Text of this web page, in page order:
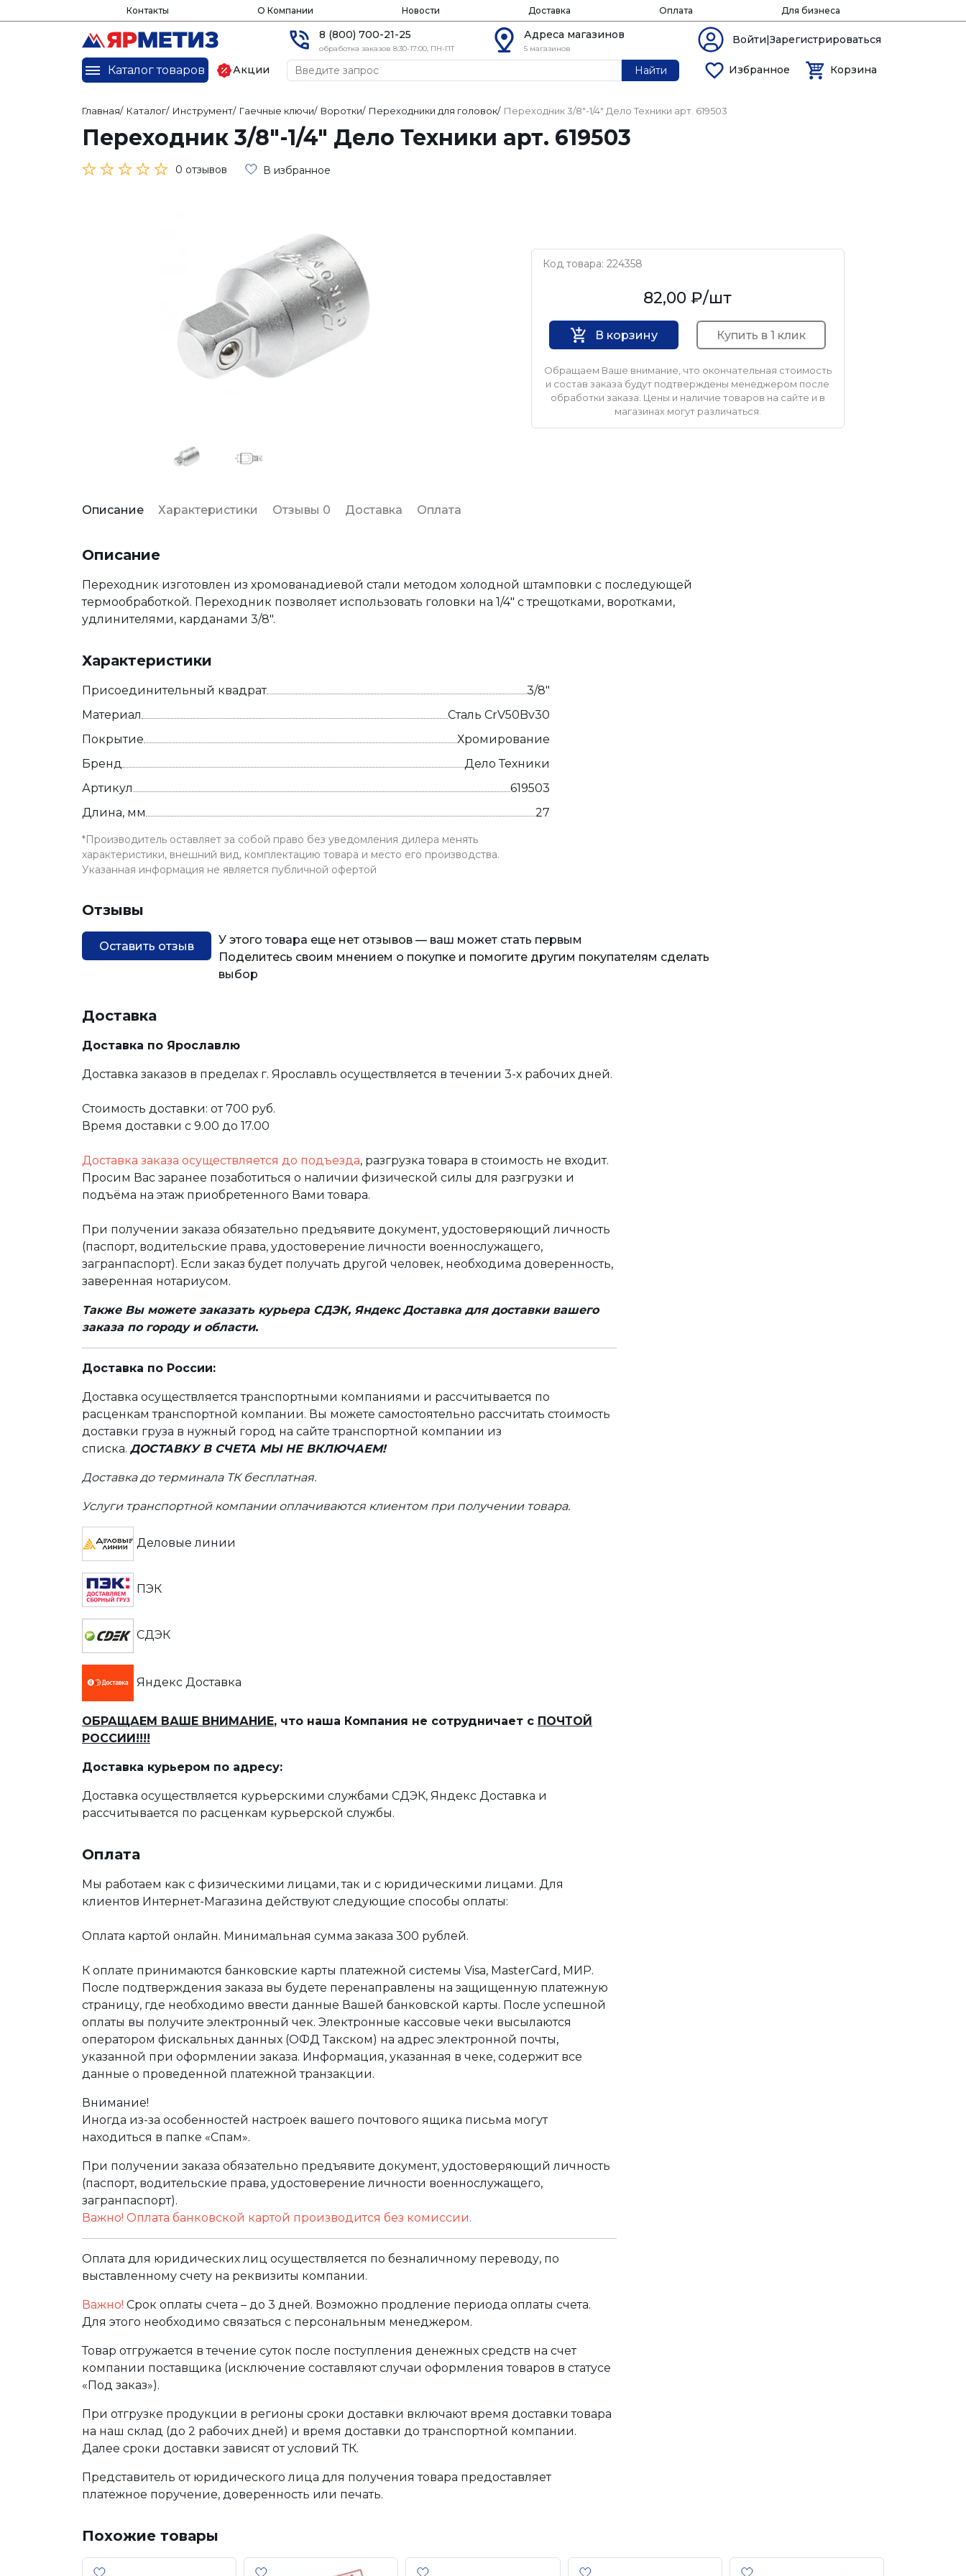
Контакты О Компании Новости Доставка Оплата Для бизнеса
8 (800) 700-21-25
обработка заказов 8:30-17:00, ПН-ПТ
Адреса магазинов
5 магазинов
Войти|Зарегистрироваться
Каталог товаров Акции Найти Избранное Корзина
Главная/ Каталог/ Инструмент/ Гаечные ключи/ Воротки/ Переходники для головок/ Переходник 3/8"-1/4" Дело Техники арт. 619503
Переходник 3/8"-1/4" Дело Техники арт. 619503
0 отзывов В избранное
Код товара: 224358
82,00 ₽/шт
В корзину Купить в 1 клик
Обращаем Ваше внимание, что окончательная стоимость
и состав заказа будут подтверждены менеджером после
обработки заказа. Цены и наличие товаров на сайте и в
магазинах могут различаться.
Описание Характеристики Отзывы 0 Доставка Оплата
Описание
Переходник изготовлен из хромованадиевой стали методом холодной штамповки с последующей
термообработкой. Переходник позволяет использовать головки на 1/4" с трещотками, воротками,
удлинителями, карданами 3/8".
Характеристики
Присоединительный квадрат
3/8"
Материал
Сталь CrV50Bv30
Покрытие
Хромирование
Бренд
Дело Техники
Артикул
619503
Длина, мм
27
*Производитель оставляет за собой право без уведомления дилера менять
характеристики, внешний вид, комплектацию товара и место его производства.
Указанная информация не является публичной офертой
Отзывы
Оставить отзыв
У этого товара еще нет отзывов — ваш может стать первым
Поделитесь своим мнением о покупке и помогите другим покупателям сделать
выбор
Доставка
Доставка по Ярославлю
Доставка заказов в пределах г. Ярославль осуществляется в течении 3-х рабочих дней.
Стоимость доставки: от 700 руб.
Время доставки с 9.00 до 17.00
Доставка заказа осуществляется до подъезда, разгрузка товара в стоимость не входит.
Просим Вас заранее позаботиться о наличии физической силы для разгрузки и
подъёма на этаж приобретенного Вами товара.
При получении заказа обязательно предъявите документ, удостоверяющий личность
(паспорт, водительские права, удостоверение личности военнослужащего,
загранпаспорт). Если заказ будет получать другой человек, необходима доверенность,
заверенная нотариусом.
Также Вы можете заказать курьера СДЭК, Яндекс Доставка для доставки вашего
заказа по городу и области.
Доставка по России:
Доставка осуществляется транспортными компаниями и рассчитывается по
расценкам транспортной компании. Вы можете самостоятельно рассчитать стоимость
доставки груза в нужный город на сайте транспортной компании из
списка. ДОСТАВКУ В СЧЕТА МЫ НЕ ВКЛЮЧАЕМ!
Доставка до терминала ТК бесплатная.
Услуги транспортной компании оплачиваются клиентом при получении товара.
Деловые линии
ПЭК
СДЭК
Яндекс Доставка
ОБРАЩАЕМ ВАШЕ ВНИМАНИЕ, что наша Компания не сотрудничает с ПОЧТОЙ
РОССИИ!!!!
Доставка курьером по адресу:
Доставка осуществляется курьерскими службами СДЭК, Яндекс Доставка и
рассчитывается по расценкам курьерской службы.
Оплата
Мы работаем как с физическими лицами, так и с юридическими лицами. Для
клиентов Интернет-Магазина действуют следующие способы оплаты:
Оплата картой онлайн. Минимальная сумма заказа 300 рублей.
К оплате принимаются банковские карты платежной системы Visa, MasterCard, МИР.
После подтверждения заказа вы будете перенаправлены на защищенную платежную
страницу, где необходимо ввести данные Вашей банковской карты. После успешной
оплаты вы получите электронный чек. Электронные кассовые чеки высылаются
оператором фискальных данных (ОФД Такском) на адрес электронной почты,
указанной при оформлении заказа. Информация, указанная в чеке, содержит все
данные о проведенной платежной транзакции.
Внимание!
Иногда из-за особенностей настроек вашего почтового ящика письма могут
находиться в папке «Спам».
При получении заказа обязательно предъявите документ, удостоверяющий личность
(паспорт, водительские права, удостоверение личности военнослужащего,
загранпаспорт).
Важно! Оплата банковской картой производится без комиссии.
Оплата для юридических лиц осуществляется по безналичному переводу, по
выставленному счету на реквизиты компании.
Важно! Срок оплаты счета – до 3 дней. Возможно продление периода оплаты счета.
Для этого необходимо связаться с персональным менеджером.
Товар отгружается в течение суток после поступления денежных средств на счет
компании поставщика (исключение составляют случаи оформления товаров в статусе
«Под заказ»).
При отгрузке продукции в регионы сроки доставки включают время доставки товара
на наш склад (до 2 рабочих дней) и время доставки до транспортной компании.
Далее сроки доставки зависят от условий ТК.
Представитель от юридического лица для получения товара предоставляет
платежное поручение, доверенность или печать.
Похожие товары